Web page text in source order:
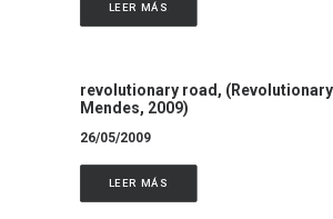
LEER MÁS
revolutionary road,
Mendes, 2009)
26/05/2009
LEER MÁS